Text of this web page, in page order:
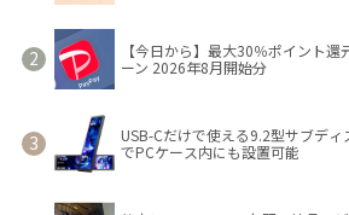
【今日から】最大30％ポイント
ーン 2026年8月開始分
USB-Cだけで使える9.2型サブデ
でPCケース内にも設置可能